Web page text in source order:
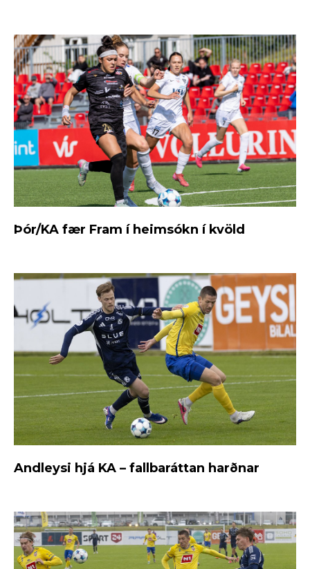
Þór/KA fær Fram í heimsókn í kvöld
Andleysi hjá KA – fallbaráttan harðnar